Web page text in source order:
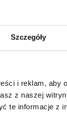
Szczegóły
i reklam, aby
z naszej
te informacje z